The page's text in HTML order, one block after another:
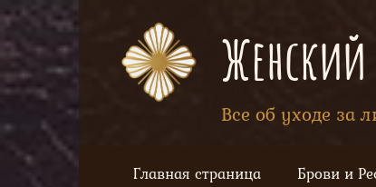
Перейти
к
контенту
Женский
Все об уходе за
Главная страница Брови и